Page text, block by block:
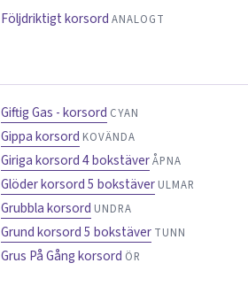
Följdriktigt korsord ANALOGT
Giftig Gas - korsord CYAN
Gippa korsord KOVÄNDA
Giriga korsord 4 bokstäverÅPNA
Glöder korsord 5 bokstäver ULMAR
Grubbla korsord UNDRA
Grund korsord 5 bokstäver TUNN
Grus På Gång korsord ÖR